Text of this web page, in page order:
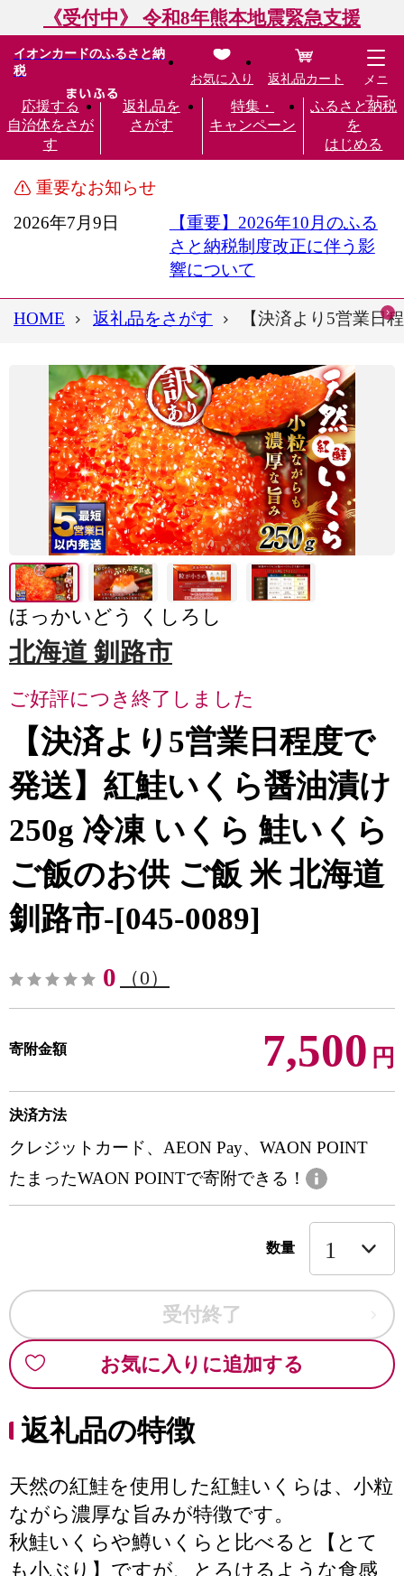
《受付中》 令和8年熊本地震緊急支援
イオンカードのふるさと納
税
応援する
自治体をさが
す
返礼品を
さがす
特集・
キャンペーン
ふるさと納税
を
はじめる
お気に入り 返礼品カート
メニ
ュー
重要なお知らせ
2026年7月9日
【重要】2026年10月のふる
さと納税制度改正に伴う影
響について
HOME 返礼品をさがす 【決済より5営業日
ほっかいどう くしろし
北海道 釧路市
ご好評につき終了しました
【決済より5営業日程度で
発送】紅鮭いくら醤油漬け
250g 冷凍 いくら 鮭いくら
ご飯のお供 ご飯 米 北海道
釧路市-[045-0089]
0 （0）
寄附金額 7,500 円
決済方法
クレジットカード、AEON Pay、WAON POINT
たまったWAON POINTで寄附できる！
数量
受付終了
お気に入りに追加する
返礼品の特徴
天然の紅鮭を使用した紅鮭いくらは、小粒
ながら濃厚な旨みが特徴です。
秋鮭いくらや鱒いくらと比べると【とて
も小ぶり】ですが、とろけるような食感